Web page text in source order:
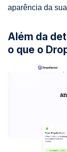
aparência da
Além da
o que o